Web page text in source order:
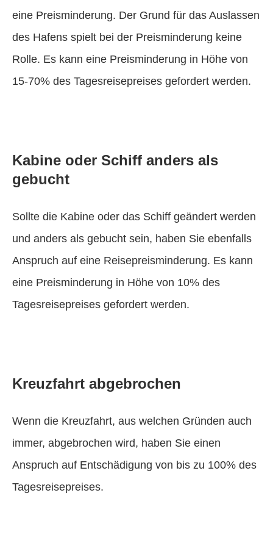
eine Preisminderung. Der Grund für das Auslassen
des Hafens spielt bei der Preisminderung keine
Rolle. Es kann eine Preisminderung in Höhe von
15-70% des Tagesreisepreises gefordert werden.
Kabine oder Schiff anders als
gebucht
Sollte die Kabine oder das Schiff geändert werden
und anders als gebucht sein, haben Sie ebenfalls
Anspruch auf eine Reisepreisminderung. Es kann
eine Preisminderung in Höhe von 10% des
Tagesreisepreises gefordert werden.
Kreuzfahrt abgebrochen
Wenn die Kreuzfahrt, aus welchen Gründen auch
immer, abgebrochen wird, haben Sie einen
Anspruch auf Entschädigung von bis zu 100% des
Tagesreisepreises.